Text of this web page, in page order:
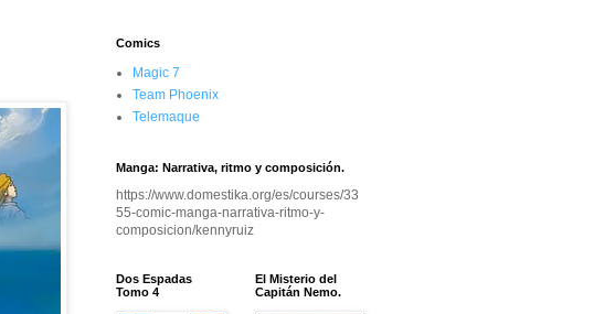
Comics
Magic 7
Team Phoenix
Telemaque
Manga: Narrativa, ritmo y composición.
https://www.domestika.org/es/courses/33
55-comic-manga-narrativa-ritmo-y-
composicion/kennyruiz
Dos Espadas
Tomo 4
El Misterio del
Capitán Nemo.